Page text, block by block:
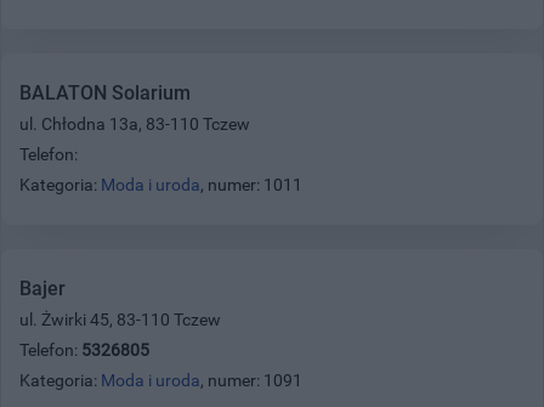
BALATON Solarium
ul. Chłodna 13a, 83-110 Tczew
Telefon:
Kategoria: Moda i uroda, numer: 1011
Bajer
ul. Żwirki 45, 83-110 Tczew
Telefon: 5326805
Kategoria: Moda i uroda, numer: 1091